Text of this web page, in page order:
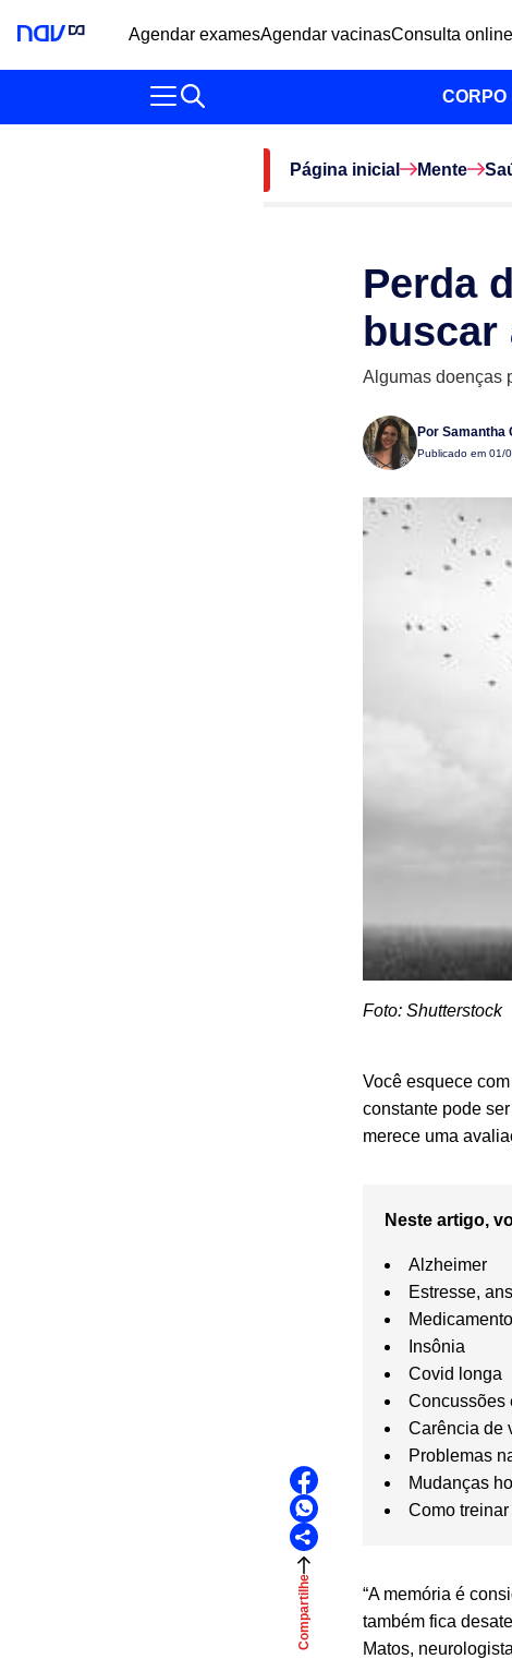
Agendar examesAgendar vacinasConsulta online
CORPO
Página inicial Mente
Compartilhe
Perda
buscar
Algumas doenças
Por Samantha
Publicado em 01/
Foto: Shutterstock
Você esquece
constante pode
merece uma
Neste artigo,
Alzheimer
Estresse,
Insônia
Covid longa
Concussões
Carência de
Problemas
Mudanças
Como
“A memória é
também fica
Matos,